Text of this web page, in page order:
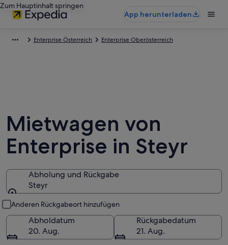
Zum Hauptinhalt springen
App herunterladen
Enterprise Österreich Enterprise Oberösterreich
Mietwagen von
Enterprise in Steyr
Abholung und Rückgabe
Steyr
Anderen Rückgabeort hinzufügen
Abholdatum
20. Aug.
Rückgabedatum
21. Aug.